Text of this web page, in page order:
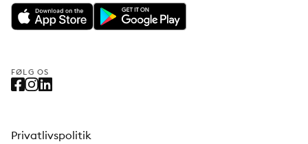
FØLG OS
Privatlivspolitik